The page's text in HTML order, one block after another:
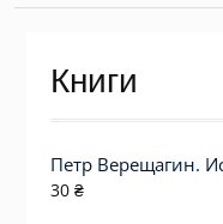
Книги
Петр Верещагин.
30 ₴